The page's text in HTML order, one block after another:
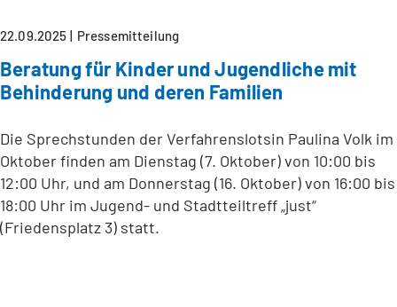
22.09.2025 Pressemitteilung
Beratung für Kinder und Jugendliche mit
Behinderung und deren Familien
Die Sprechstunden der Verfahrenslotsin Paulina Volk im
Oktober finden am Dienstag (7. Oktober) von 10:00 bis
12:00 Uhr, und am Donnerstag (16. Oktober) von 16:00 bis
18:00 Uhr im Jugend- und Stadtteiltreff „just“
(Friedensplatz 3) statt.